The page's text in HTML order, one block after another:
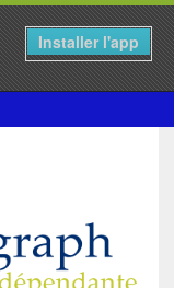
Installer l'app